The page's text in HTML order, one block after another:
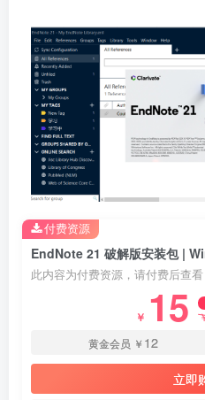
此内容为付费资源，请付费后查看
￥ 15
黄金会员 ￥ 12
立即
付费资源